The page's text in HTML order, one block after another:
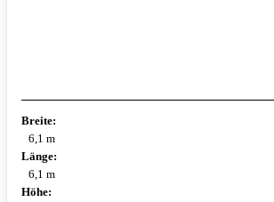
Breite:
6,1 m
Länge:
6,1 m
Höhe: